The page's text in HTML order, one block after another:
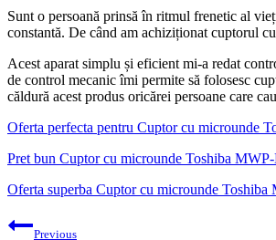
Sunt o persoană prinsă în ritmul frenetic al
constantă. De când am achiziționat cuptorul
Acest aparat simplu și eficient mi-a redat
de control mecanic îmi permite să folosesc
căldură acest produs oricărei persoane care
Oferta perfecta pentru Cuptor cu microunde
Pret bun Cuptor cu microunde Toshiba
Oferta superba Cuptor cu microunde
PostPrevious